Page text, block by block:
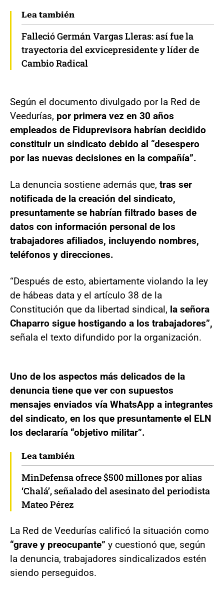
Lea también
Falleció Germán Vargas Lleras: así fue la
trayectoria del exvicepresidente y líder de
Cambio Radical
Según el documento divulgado por la Red de
Veedurías, por primera vez en 30 años
empleados de Fiduprevisora habrían decidido
constituir un sindicato debido al “desespero
por las nuevas decisiones en la compañía”.
La denuncia sostiene además que, tras ser
notificada de la creación del sindicato,
presuntamente se habrían filtrado bases de
datos con información personal de los
trabajadores afiliados, incluyendo nombres,
teléfonos y direcciones.
“Después de esto, abiertamente violando la ley
de hábeas data y el artículo 38 de la
Constitución que da libertad sindical, la señora
Chaparro sigue hostigando a los trabajadores”,
señala el texto difundido por la organización.
Uno de los aspectos más delicados de la
denuncia tiene que ver con supuestos
mensajes enviados vía WhatsApp a integrantes
del sindicato, en los que presuntamente el ELN
los declararía “objetivo militar”.
Lea también
MinDefensa ofrece $500 millones por alias
‘Chalá’, señalado del asesinato del periodista
Mateo Pérez
La Red de Veedurías calificó la situación como
“grave y preocupante” y cuestionó que, según
la denuncia, trabajadores sindicalizados estén
siendo perseguidos.